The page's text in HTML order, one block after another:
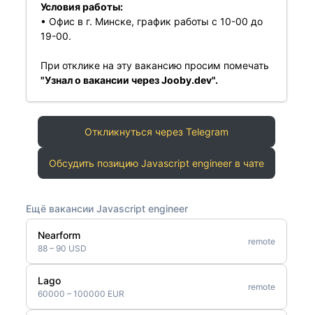
Условия работы:
• Офис в г. Минске, график работы с 10-00 до
19-00.
При отклике на эту вакансию просим помечать
"Узнал о вакансии через Jooby.dev".
Откликнуться через Telegram
Обсудить позицию Javascript engineer в чате
Ещё вакансии Javascript engineer
Nearform
88 – 90 USD
remote
Lago
60000 – 100000 EUR
remote